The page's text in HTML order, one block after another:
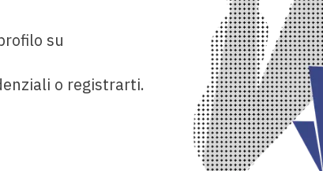
su
o registrarti.